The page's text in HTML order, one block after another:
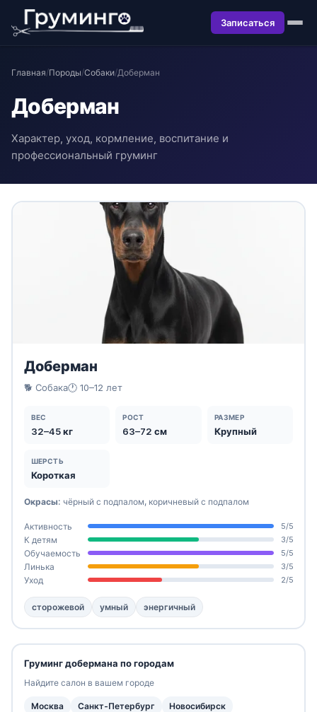
Записаться
Главная/Породы/Собаки/Доберман
Доберман
Характер, уход, кормление, воспитание и
профессиональный груминг
Доберман
🐕 Собака🕐 10–12 лет
ВЕС
32–45 кг
РОСТ
63–72 см
РАЗМЕР
Крупный
ШЕРСТЬ
Короткая
Окрасы: чёрный с подпалом, коричневый с подпалом
Активность 5/5
К детям 3/5
Обучаемость 5/5
Линька 3/5
Уход 2/5
сторожевой умный энергичный
Груминг добермана по городам
Найдите салон в вашем городе
Москва Санкт-Петербург
Новосибирск